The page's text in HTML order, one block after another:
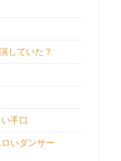
していた？
手口
いダンサー